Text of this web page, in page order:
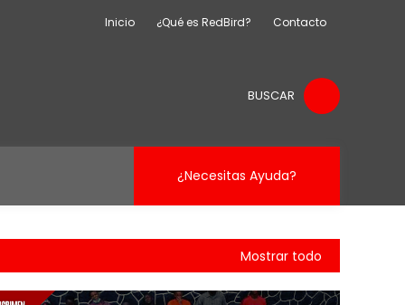
Inicio ¿Qué es RedBird? Contacto
BUSCAR
¿Necesitas Ayuda?
Mostrar todo